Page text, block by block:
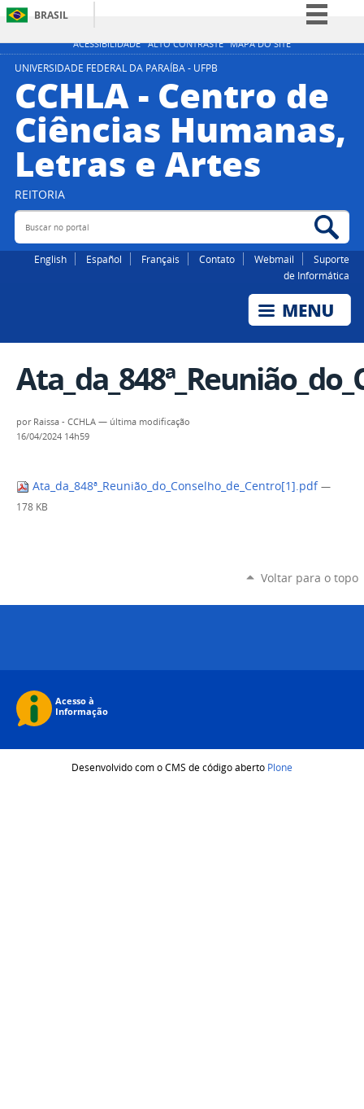
ACESSIBILIDADE ALTO CONTRASTE MAPA DO SITE
BRASIL
Simplifique!
Participe
Legislação
Canais
UNIVERSIDADE FEDERAL DA PARAÍBA - UFPB
CCHLA - Centro de
Ciências Humanas,
Letras e Artes
REITORIA
Buscar no portal
English Español Français Contato Webmail
Suporte
de Informática
por Raissa - CCHLA — última modificação
16/04/2024 14h59
Ata_da_848ª_Reunião_do_Conselho_de_Centro[1].pdf —
178 KB
Voltar para o topo
Desenvolvido com o CMS de código aberto Plone